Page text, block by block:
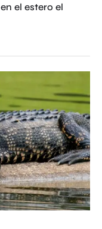
el estero el